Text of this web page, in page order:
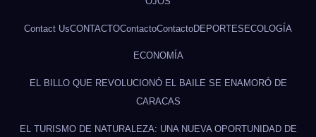
Contact UsCONTACTOContactoContactoDEPORTESECOLOGÍA
ECONOMÍA
EL BILLO QUE REVOLUCIONÓ EL BAILE SE ENAMORÓ DE
CARACAS
EL TURISMO DE NATURALEZA: UNA NUEVA OPORTUNIDAD DE